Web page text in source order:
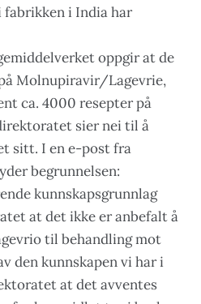
i India har
oppgir at de
Molnupiravir/Lagevrie,
ca. 4000 resepter på
sier nei til å
sitt. I en e-post fra
begrunnelsen:
kunnskapsgrunnlag
at det ikke er anbefalt å
til behandling mot
den kunnskapen vi har i
at det avventes